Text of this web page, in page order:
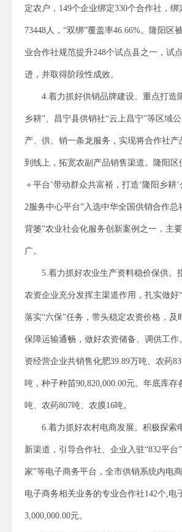
定农户，149个企业绑定330个合作社，绑
73448人，“双绑”覆盖率46.66%。隆阳区
业合作社规范提升248个试点县之一，试
进，并取得阶段性成效。
4.着力抓好供销品牌建设。重点打造
乡耕”、昌宁县供销社“云上昌宁”等区域
产、供、销一条龙服务，实现将合作社产
到线上，拓宽农副产品销售渠道。隆阳区
＋平台’带动群众共富裕，打造‘隆阳乡耕
2服务中心平台”入选中华全国供销合作总
背篓”农业社会化服务创新案例之一，主
广。
5.着力抓好农业生产资料稳价保供。
农资企业充分发挥主渠道作用，扎实做好
落实“六保”任务，带头稳定农资价格，及
保障运输通畅，做好农资储备、调供工作
资经营企业共销售化肥39.89万吨、农药
吨，种子种苗90,820,000.00元。年底库存
吨、农药807吨、农膜16吨。
6.着力抓好农村电商发展。积极探索
新渠道，引导合作社、企业入驻“832平台
家”等电子商务平台，全市供销系统内电
电子商务相关业务的专业合作社142个,电
3,000,000.00元。